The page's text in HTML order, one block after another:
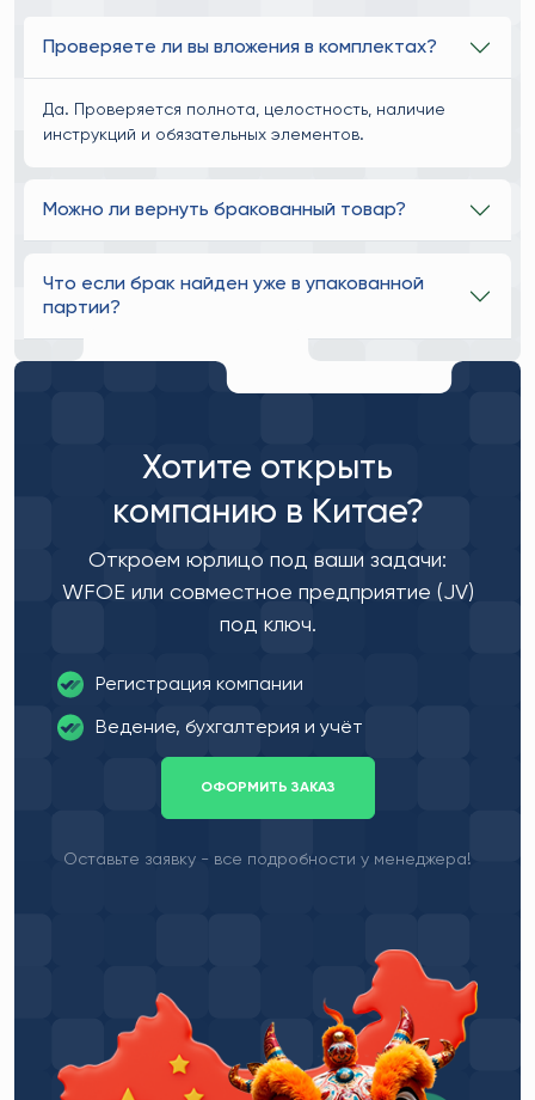
Проверяете ли вы вложения в комплектах?
Да. Проверяется полнота, целостность, наличие
инструкций и обязательных элементов.
Можно ли вернуть бракованный товар?
Что если брак найден уже в упакованной
партии?
Хотите открыть
компанию в Китае?
Откроем юрлицо под ваши задачи:
WFOE или совместное предприятие (JV)
под ключ.
Регистрация компании
Ведение, бухгалтерия и учёт
ОФОРМИТЬ ЗАКАЗ
Оставьте заявку - все подробности у менеджера!